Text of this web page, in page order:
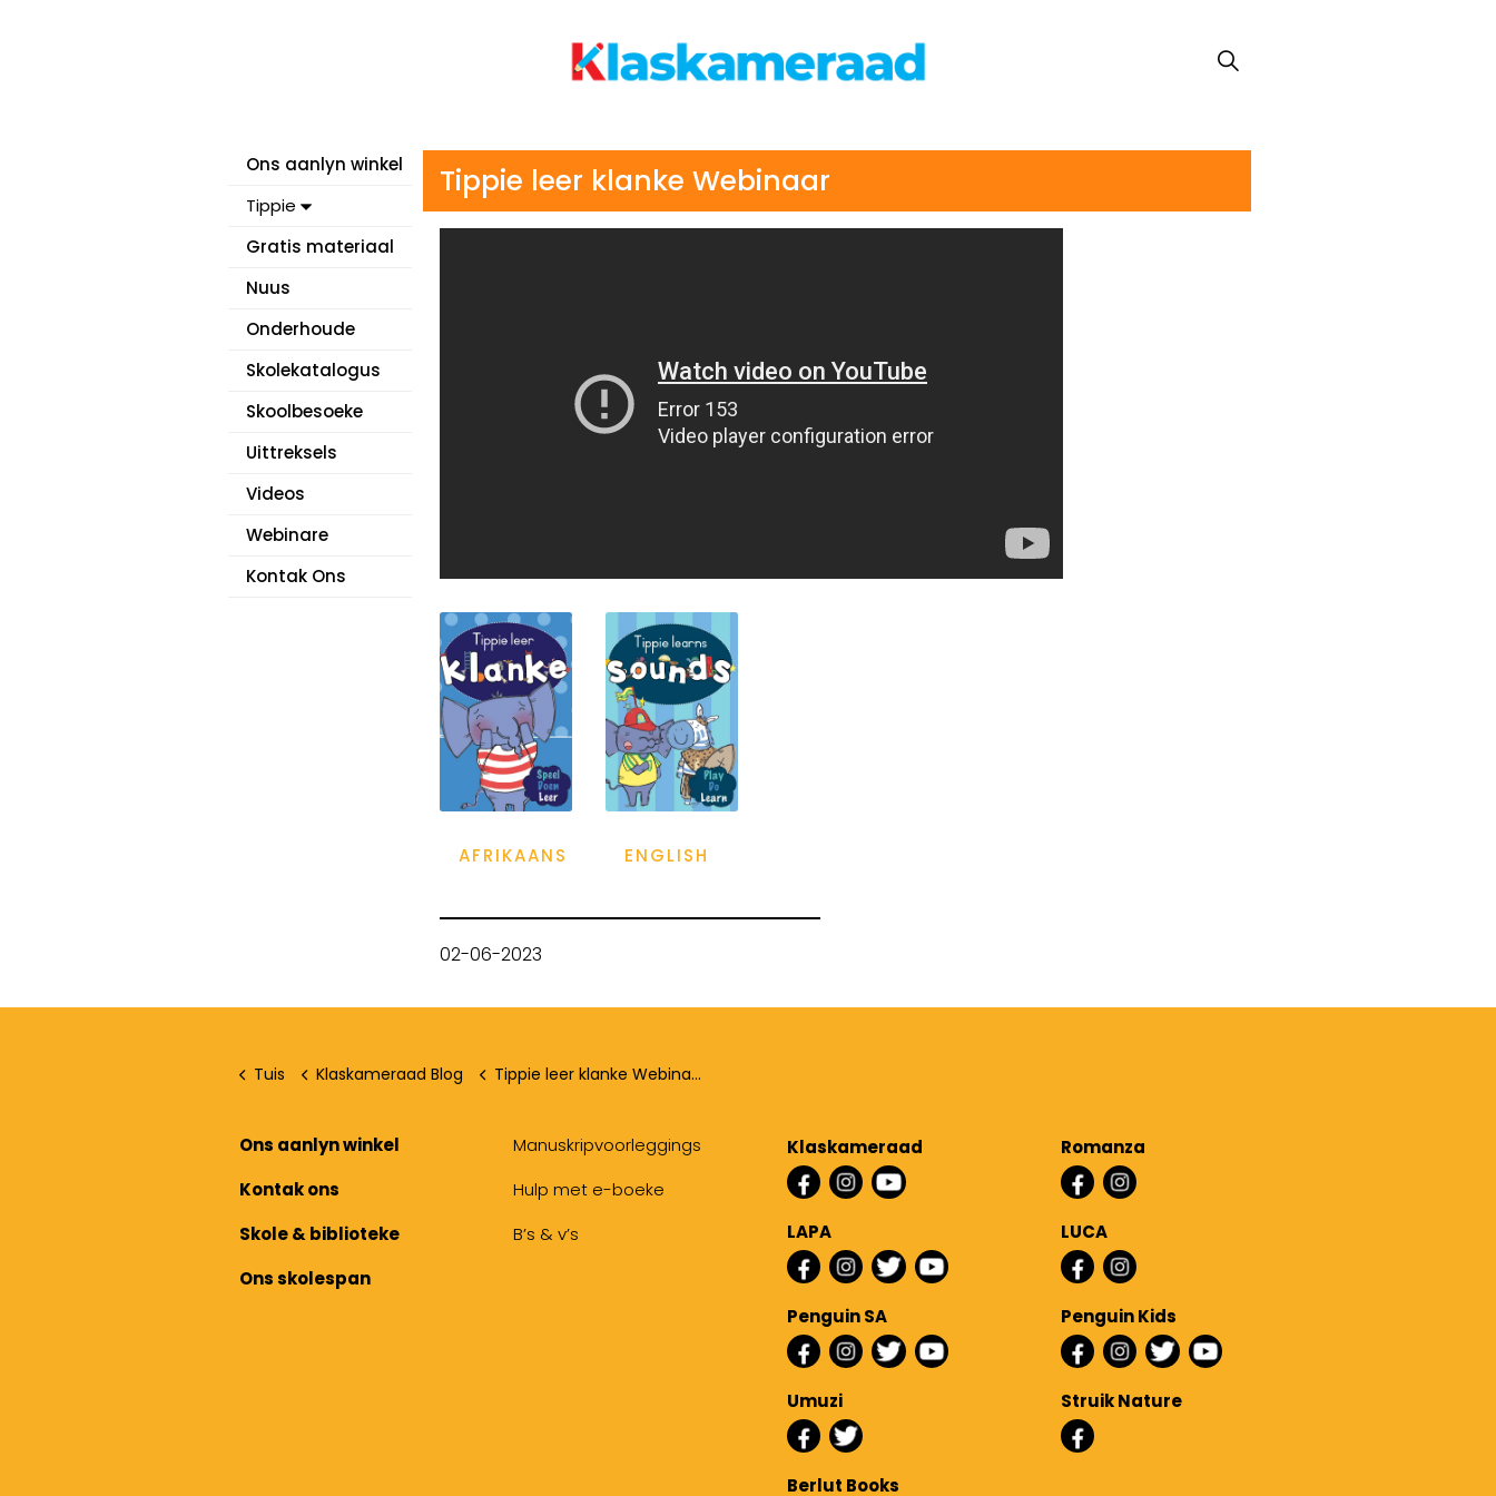
Ons aanlyn winkel
Tippie
Gratis materiaal
Nuus
Onderhoude
Skolekatalogus
Skoolbesoeke
Uittreksels
Videos
Webinare
Kontak Ons
Tippie leer klanke Webinaar
AFRIKAANS ENGLISH
02-06-2023
Tuis Klaskameraad Blog Tippie leer klanke Webinaar
Ons aanlyn winkel
Kontak ons
Skole & biblioteke
Ons skolespan
Manuskripvoorleggings
Hulp met e-boeke
B’s & v’s
Klaskameraad
LAPA
Penguin SA
Umuzi
Berlut Books
Romanza
LUCA
Penguin Kids
Struik Nature